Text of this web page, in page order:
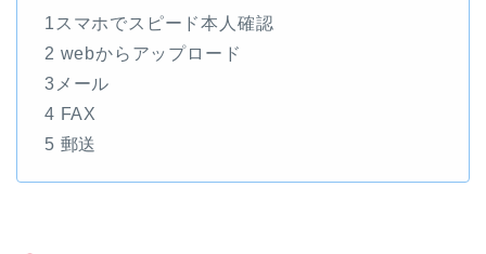
1スマホでスピード本人確認
2 webからアップロード
3メール
4 FAX
5 郵送